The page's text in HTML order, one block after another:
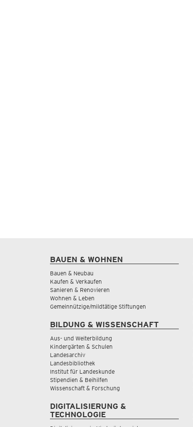
BAUEN & WOHNEN
Bauen & Neubau
Kaufen & Verkaufen
Sanieren & Renovieren
Wohnen & Leben
Gemeinnützige/mildtätige Stiftungen
BILDUNG & WISSENSCHAFT
Aus- und Weiterbildung
Kindergärten & Schulen
Landesarchiv
Landesbibliothek
Institut für Landeskunde
Stipendien & Beihilfen
Wissenschaft & Forschung
DIGITALISIERUNG &
TECHNOLOGIE